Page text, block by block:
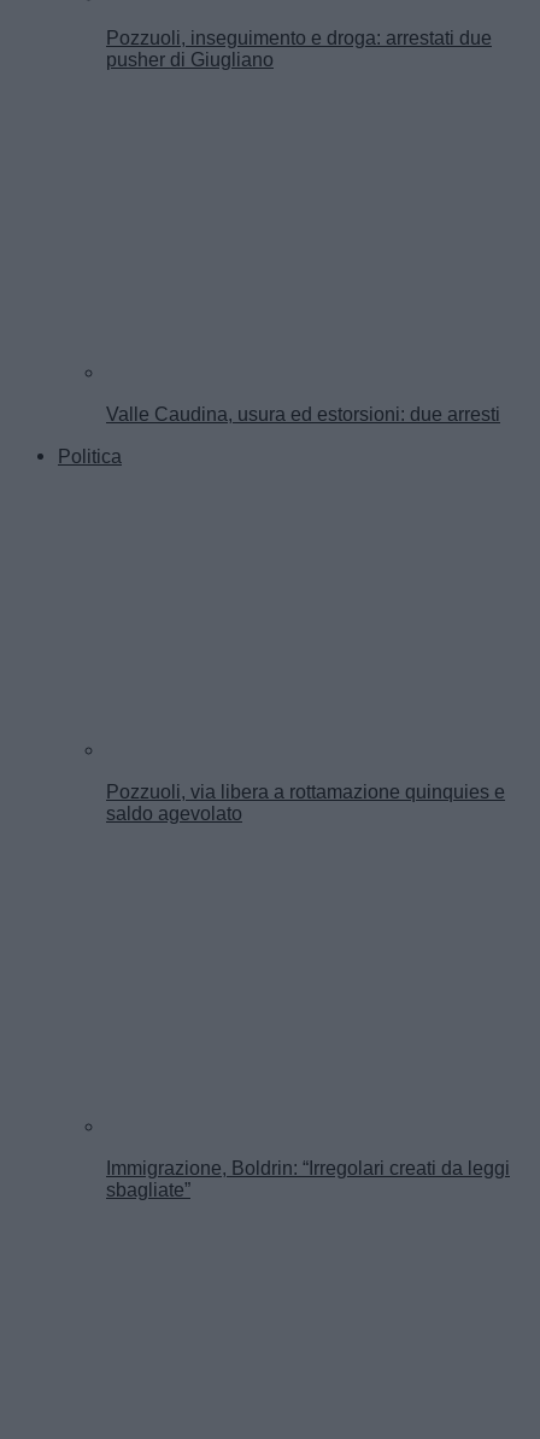
Pozzuoli, inseguimento e droga: arrestati due
pusher di Giugliano
Valle Caudina, usura ed estorsioni: due arresti
Politica
Pozzuoli, via libera a rottamazione quinquies e
saldo agevolato
Immigrazione, Boldrin: “Irregolari creati da leggi
sbagliate”